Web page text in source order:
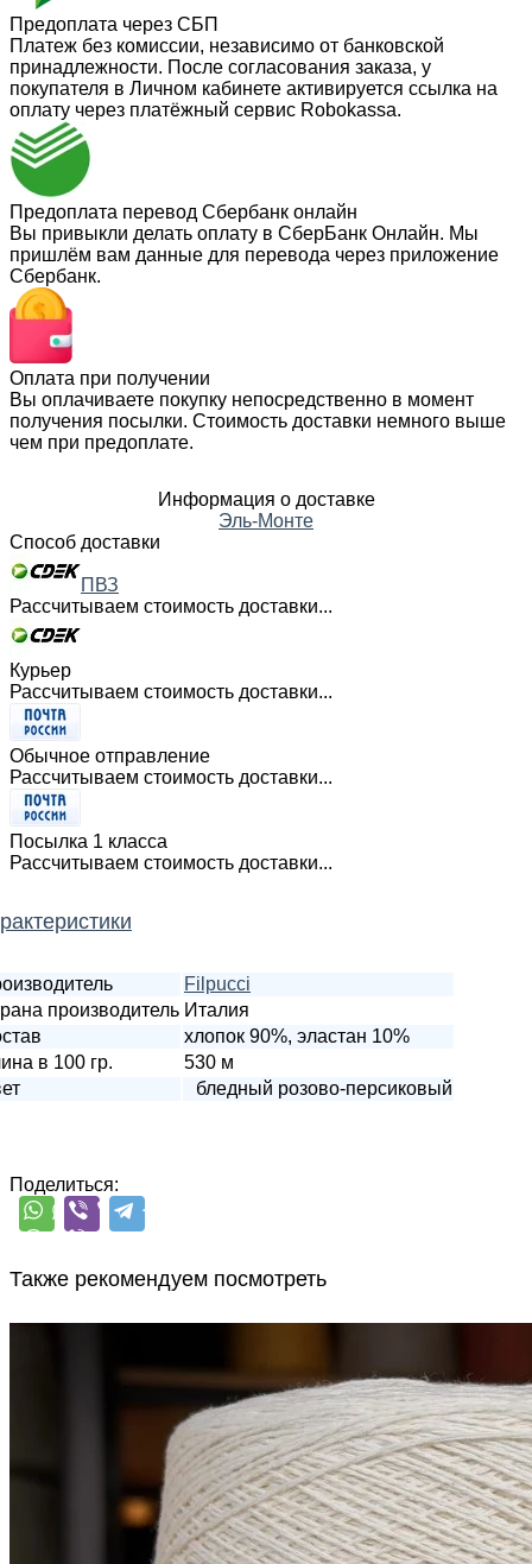
Предоплата через СБП
Платеж без комиссии, независимо от банковской
принадлежности. После согласования заказа, у
покупателя в Личном кабинете активируется ссылка на
оплату через платёжный сервис Robokassa.
Предоплата перевод Сбербанк онлайн
Вы привыкли делать оплату в СберБанк Онлайн. Мы
пришлём вам данные для перевода через приложение
Сбербанк.
Оплата при получении
Вы оплачиваете покупку непосредственно в момент
получения посылки. Стоимость доставки немного выше
чем при предоплате.
Информация о доставке
Эль-Монте
Способ доставки
ПВЗ
Рассчитываем стоимость доставки...
Курьер
Рассчитываем стоимость доставки...
Обычное отправление
Рассчитываем стоимость доставки...
Посылка 1 класса
Рассчитываем стоимость доставки...
Filpucci
производитель Италия
хлопок 90%, эластан 10%
в 100 гр.
530 м
бледный розово-персиковый
Поделиться:
Также рекомендуем посмотреть
Himalaya
як 50%, кашемир 15%, шёлк 20%,
меринос 15%
500 м/100 гбелый молочный
1 900₽